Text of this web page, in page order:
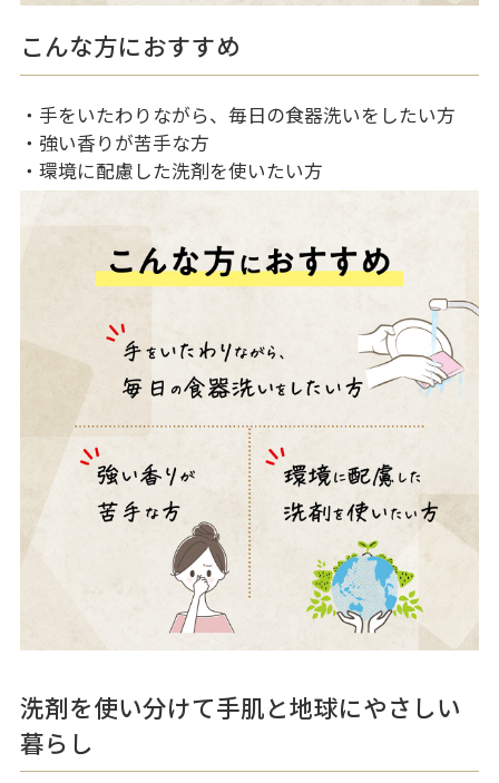
こんな方におすすめ
・手をいたわりながら、毎日の食器洗いをしたい方
・強い香りが苦手な方
・環境に配慮した洗剤を使いたい方
洗剤を使い分けて手肌と地球にやさしい
暮らし